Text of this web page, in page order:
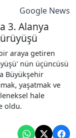
yolunda 3. Alanya
Google News
3. Alanya
araya getiren
nün üçüncüsü
Büyükşehir
yaşatmak ve
hale
oldu.